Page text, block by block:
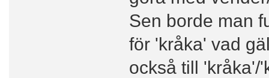
Sen borde man
för 'kråka' vad
också till 'kråka'/